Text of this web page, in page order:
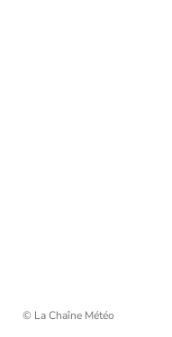
© La Chaîne Météo